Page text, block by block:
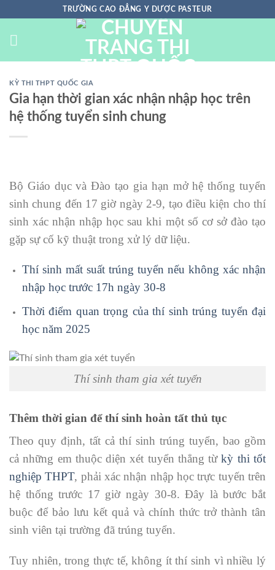
nội
TRƯỜNG CAO ĐẲNG Y DƯỢC PASTEUR
KỲ THI THPT QUỐC GIA
Gia hạn thời gian xác nhận nhập học trên
hệ thống tuyển sinh chung
Bộ Giáo dục và Đào tạo gia hạn mở hệ thống tuyển
sinh chung đến 17 giờ ngày 2-9, tạo điều kiện cho thí
sinh xác nhận nhập học sau khi một số cơ sở đào tạo
gặp sự cố kỹ thuật trong xử lý dữ liệu.
Thí sinh mất suất trúng tuyển nếu không xác nhận
nhập học trước 17h ngày 30-8
Thời điểm quan trọng của thí sinh trúng tuyển đại
học năm 2025
Thí sinh tham gia xét tuyển
Thêm thời gian để thí sinh hoàn tất thủ tục
Theo quy định, tất cả thí sinh trúng tuyển, bao gồm
cả những em thuộc diện xét tuyển thẳng từkỳ thi tốt
nghiệp THPT, phải xác nhận nhập học trực tuyến trên
hệ thống trước 17 giờ ngày 30-8. Đây là bước bắt
buộc để bảo lưu kết quả và chính thức trở thành tân
sinh viên tại trường đã trúng tuyển.
Tuy nhiên, trong thực tế, không ít thí sinh vì nhiều lý